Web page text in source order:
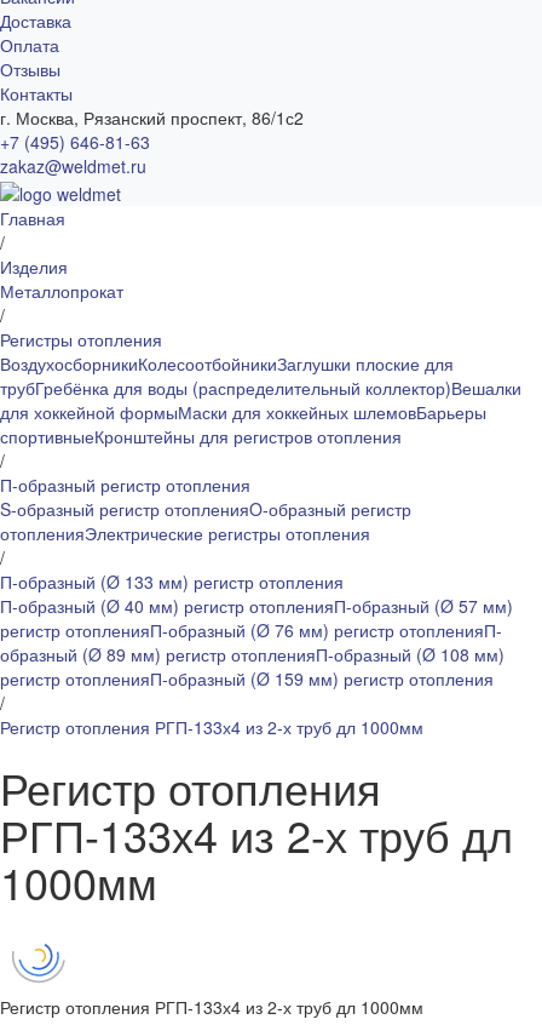
Доставка
Оплата
Отзывы
Контакты
г. Москва, Рязанский проспект, 86/1с2
+7 (495) 646-81-63
zakaz@weldmet.ru
Главная
/
Изделия
Металлопрокат
/
Регистры отопления
ВоздухосборникиКолесоотбойникиЗаглушки плоские для
трубГребёнка для воды (распределительный коллектор)Вешалки
для хоккейной формыМаски для хоккейных шлемовБарьеры
спортивныеКронштейны для регистров отопления
/
П-образный регистр отопления
S-образный регистр отопленияO-образный регистр
отопленияЭлектрические регистры отопления
/
П-образный (Ø 133 мм) регистр отопления
П-образный (Ø 40 мм) регистр отопленияП-образный (Ø 57 мм)
регистр отопленияП-образный (Ø 76 мм) регистр отопленияП-
образный (Ø 89 мм) регистр отопленияП-образный (Ø 108 мм)
регистр отопленияП-образный (Ø 159 мм) регистр отопления
/
Регистр отопления РГП-133х4 из 2-х труб дл 1000мм
Регистр отопления
РГП-133х4 из 2-х труб дл
1000мм
Регистр отопления РГП-133х4 из 2-х труб дл 1000мм